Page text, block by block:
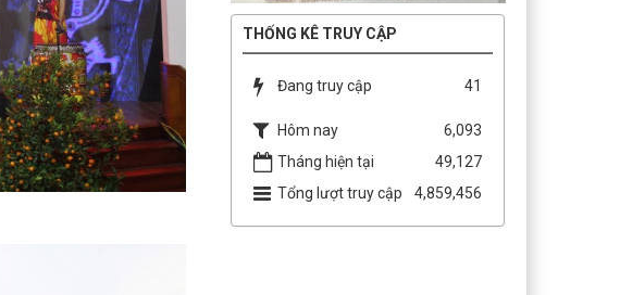
THỐNG KÊ TRUY CẬP
Đang truy cập 41
Hôm nay
6,093
Tháng hiện tại
49,127
Tổng lượt truy cập
4,859,456